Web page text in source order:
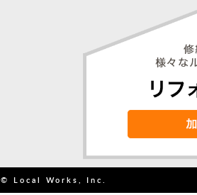
© Local Works, Inc.